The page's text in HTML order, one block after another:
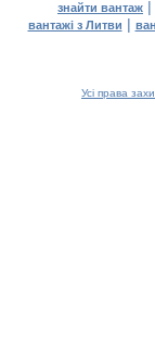
знайти вантаж |
вантажі з Литви |
Усі права